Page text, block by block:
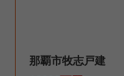
那覇市牧志戸建